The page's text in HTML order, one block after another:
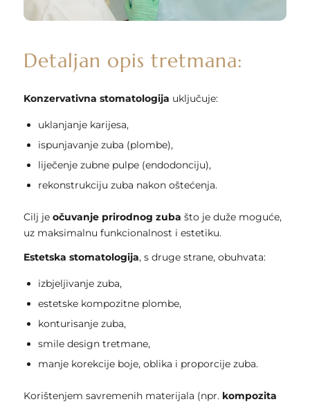
Detaljan opis tretmana:
Konzervativna stomatologija uključuje:
uklanjanje karijesa,
ispunjavanje zuba (plombe),
liječenje zubne pulpe (endodonciju),
rekonstrukciju zuba nakon oštećenja.
Cilj je očuvanje prirodnog zuba što je duže moguće,
uz maksimalnu funkcionalnost i estetiku.
Estetska stomatologija, s druge strane, obuhvata:
izbjeljivanje zuba,
estetske kompozitne plombe,
konturisanje zuba,
smile design tretmane,
manje korekcije boje, oblika i proporcije zuba.
Korištenjem savremenih materijala (npr. kompozita